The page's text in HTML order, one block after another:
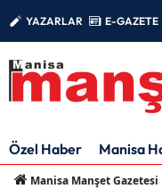
YAZARLAR E-GAZETE
Özel Haber Manisa
Manisa Manşet Gazetesi